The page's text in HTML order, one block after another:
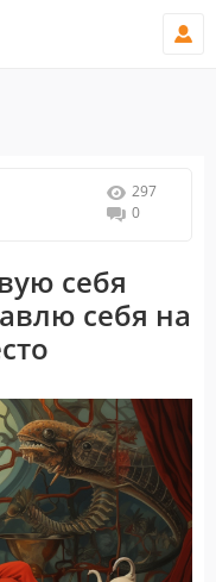
297
0
себя
себя на